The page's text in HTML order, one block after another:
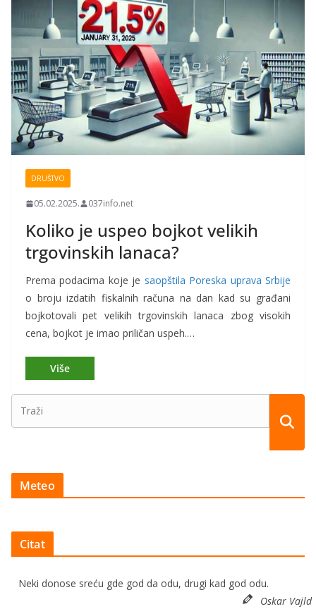
DRUŠTVO
05.02.2025. 037info.net
Koliko je uspeo bojkot velikih
trgovinskih lanaca?
Prema podacima koje je saopštila Poreska uprava Srbije
o broju izdatih fiskalnih računa na dan kad su građani
bojkotovali pet velikih trgovinskih lanaca zbog visokih
cena, bojkot je imao priličan uspeh.…
Meteo
Citat
Neki donose sreću gde god da odu, drugi kad god odu.
Oskar Vajld